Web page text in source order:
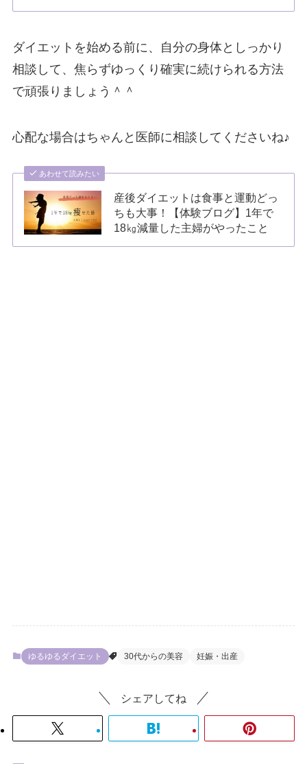
ダイエットを始める前に、自分の身体としっかり
相談して、焦らずゆっくり確実に続けられる方法
で頑張りましょう＾＾
心配な場合はちゃんと医師に相談してくださいね♪
あわせて読みたい
産後ダイエットは食事と運動どっ
ちも大事！【体験ブログ】1年で
18㎏減量した主婦がやったこと
ゆるゆるダイエット 30代からの美容 妊娠・出産
シェアしてね